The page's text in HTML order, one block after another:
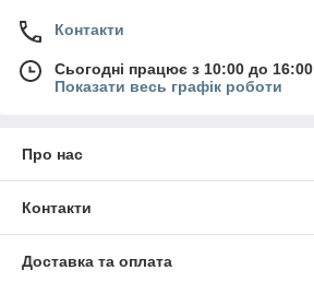
Контакти
Сьогодні працює з 10:00 до 16:00
Показати весь графік роботи
Про нас
Контакти
Доставка та оплата